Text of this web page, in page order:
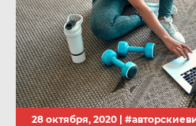
28 октября, 2020 |